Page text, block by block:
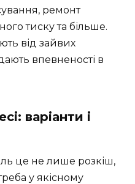
ремонт
тиску та більше.
від зайвих
впевненості в
варіанти і
це не лише розкіш,
у якісному